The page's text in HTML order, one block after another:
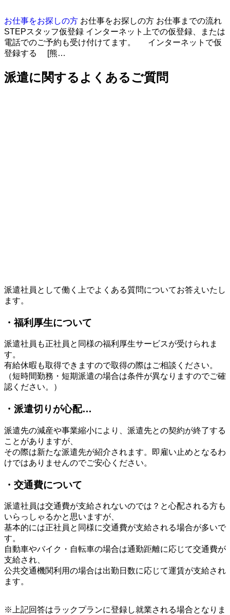
お仕事をお探しの方 お仕事をお探しの方 お仕事までの流れ
STEPスタッフ仮登録 インターネット上での仮登録、または
電話でのご予約も受け付けてます。 インターネットで仮
登録する [熊…
派遣に関するよくあるご質問
派遣社員として働く上でよくある質問についてお答えいたし
ます。
・福利厚生について
派遣社員も正社員と同様の福利厚生サービスが受けられま
す。
有給休暇も取得できますので取得の際はご相談ください。
（短時間勤務・短期派遣の場合は条件が異なりますのでご確
認ください。）
・派遣切りが心配…
派遣先の減産や事業縮小により、派遣先との契約が終了する
ことがありますが、
その際は新たな派遣先が紹介されます。即雇い止めとなるわ
けではありませんのでご安心ください。
・交通費について
派遣社員は交通費が支給されないのでは？と心配される方も
いらっしゃるかと思いますが、
基本的には正社員と同様に交通費が支給される場合が多いで
す。
自動車やバイク・自転車の場合は通勤距離に応じて交通費が
支給され、
公共交通機関利用の場合は出勤日数に応じて運賃が支給され
ます。
※上記回答はラックプランに登録し就業される場合となりま